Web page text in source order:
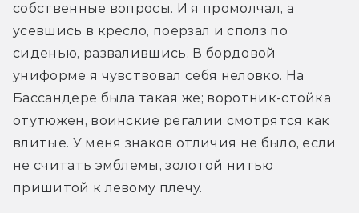
собственные вопросы. И я промолчал, а
усевшись в кресло, поерзал и сполз по
сиденью, развалившись. В бордовой
униформе я чувствовал себя неловко. На
Бассандере была такая же; воротник-стойка
отутюжен, воинские регалии смотрятся как
влитые. У меня знаков отличия не было, если
не считать эмблемы, золотой нитью
пришитой к левому плечу.